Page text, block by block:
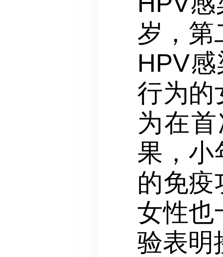
岁，第
HPV
行为的
为在
果，小
的免疫
女性也
验表明